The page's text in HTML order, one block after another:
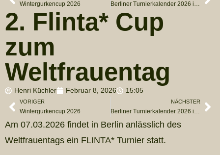
Wintergurkencup 2026 Berliner Turnierkalender 2026 ist da!
2. Flinta* Cup
zum
Weltfrauentag
Henri Küchler Februar 8, 2026 15:05
VORIGER
Wintergurkencup 2026
NÄCHSTER
Berliner Turnierkalender 2026 ist da!
Am 07.03.2026 findet in Berlin anlässlich des
Weltfrauentags ein FLINTA* Turnier statt.